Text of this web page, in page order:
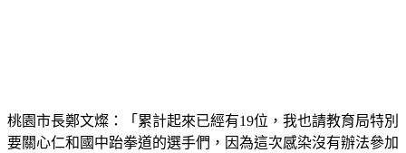
桃園市長鄭文燦：「累計起來已經有19位，我也請教育局特別